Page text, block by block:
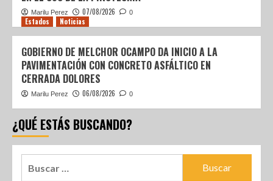
Marilu Perez 07/08/2026 0
Estados Noticias
GOBIERNO DE MELCHOR OCAMPO DA INICIO A LA
PAVIMENTACIÓN CON CONCRETO ASFÁLTICO EN
CERRADA DOLORES
Marilu Perez 06/08/2026 0
¿QUÉ ESTÁS BUSCANDO?